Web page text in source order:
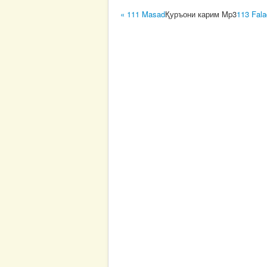
« 111 MasadҚуръони карим Mp3113